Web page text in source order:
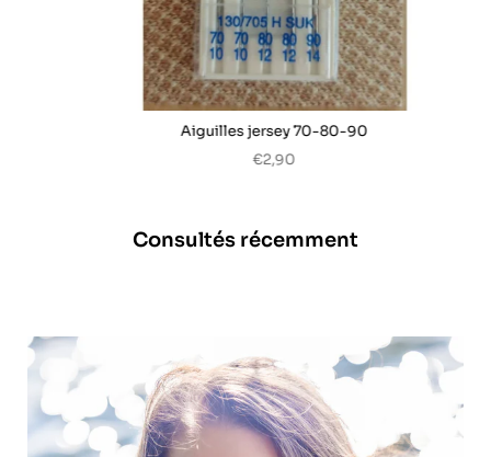
Aiguilles jersey 70-80-90
€2,90
Consultés récemment